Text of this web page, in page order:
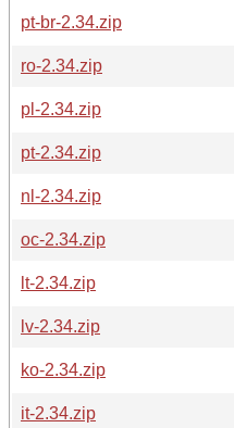
pt-br-2.34.zip
ro-2.34.zip
pl-2.34.zip
pt-2.34.zip
nl-2.34.zip
oc-2.34.zip
lt-2.34.zip
lv-2.34.zip
ko-2.34.zip
it-2.34.zip